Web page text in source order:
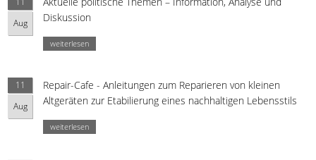
Aug
Diskussion
weiterlesen
11
Aug
Repair-Cafe - Anleitungen zum Reparieren von kleinen
Altgeräten zur Etabilierung eines nachhaltigen Lebensstils
weiterlesen